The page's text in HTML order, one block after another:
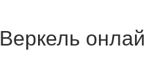
Веркель